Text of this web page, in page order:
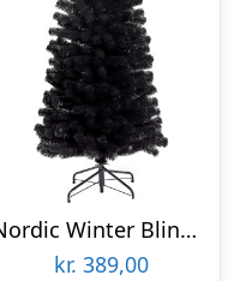
Nordic Winter Bling kunstigt juletræ, sort
kr. 389,00